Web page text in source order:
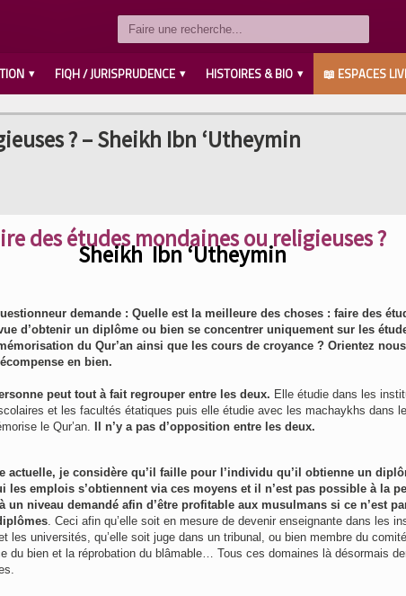
FIQH / JURISPRUDENCE HISTOIRES & BIO 📖 ESPACES
? – Sheikh Ibn ‘Utheymin
des études mondaines ou religieuses ?
Sheikh Ibn ‘Utheymin
demande : Quelle est la meilleure des choses : faire des
d’obtenir un diplôme ou bien se concentrer uniquement sur les
du Qur’an ainsi que les cours de croyance ? Orientez nous
en bien.
peut tout à fait regrouper entre les deux. Elle étudie dans les
et les facultés étatiques puis elle étudie avec les machaykhs dans
le Qur’an. Il n’y a pas d’opposition entre les deux.
actuelle, je considère qu’il faille pour l’individu qu’il obtienne un
les emplois s’obtiennent via ces moyens et il n’est pas possible à la
un niveau demandé afin d’être profitable aux musulmans si ce n’est
. Ceci afin qu’elle soit en mesure de devenir enseignante dans les
les universités, qu’elle soit juge dans un tribunal, ou bien membre du
du bien et la réprobation du blâmable… Tous ces domaines là désormais